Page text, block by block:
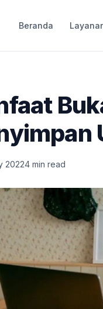
Beranda
20224 min read